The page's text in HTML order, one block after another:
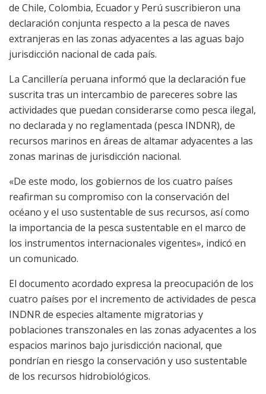
de Chile, Colombia, Ecuador y Perú suscribieron una
declaración conjunta respecto a la pesca de naves
extranjeras en las zonas adyacentes a las aguas bajo
jurisdicción nacional de cada país.
La Cancillería peruana informó que la declaración fue
suscrita tras un intercambio de pareceres sobre las
actividades que puedan considerarse como pesca ilegal,
no declarada y no reglamentada (pesca INDNR), de
recursos marinos en áreas de altamar adyacentes a las
zonas marinas de jurisdicción nacional.
«De este modo, los gobiernos de los cuatro países
reafirman su compromiso con la conservación del
océano y el uso sustentable de sus recursos, así como
la importancia de la pesca sustentable en el marco de
los instrumentos internacionales vigentes», indicó en
un comunicado.
El documento acordado expresa la preocupación de los
cuatro países por el incremento de actividades de pesca
INDNR de especies altamente migratorias y
poblaciones transzonales en las zonas adyacentes a los
espacios marinos bajo jurisdicción nacional, que
pondrían en riesgo la conservación y uso sustentable
de los recursos hidrobiológicos.